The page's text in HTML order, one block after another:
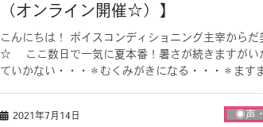
（オンライン開催☆）】
こんにちは！ ボイスコンディショニング主宰から
☆ ここ数日で一気に夏本番！暑さが続きますがい
ていかない・・・＊むくみがきになる・・・＊ます
2021年7月14日 ◉声